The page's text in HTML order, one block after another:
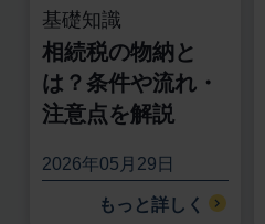
基礎知識
相続税の物納と
は？条件や流れ・
注意点を解説
2026年05月29日
もっと詳しく